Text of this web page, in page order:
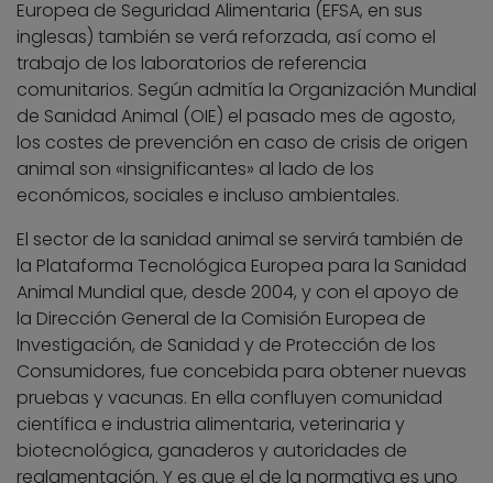
Europea de Seguridad Alimentaria (EFSA, en sus
inglesas) también se verá reforzada, así como el
trabajo de los laboratorios de referencia
comunitarios. Según admitía la Organización Mundial
de Sanidad Animal (OIE) el pasado mes de agosto,
los costes de prevención en caso de crisis de origen
animal son «insignificantes» al lado de los
económicos, sociales e incluso ambientales.
El sector de la sanidad animal se servirá también de
la Plataforma Tecnológica Europea para la Sanidad
Animal Mundial que, desde 2004, y con el apoyo de
la Dirección General de la Comisión Europea de
Investigación, de Sanidad y de Protección de los
Consumidores, fue concebida para obtener nuevas
pruebas y vacunas. En ella confluyen comunidad
científica e industria alimentaria, veterinaria y
biotecnológica, ganaderos y autoridades de
reglamentación. Y es que el de la normativa es uno